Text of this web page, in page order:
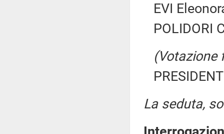
EVI
POLIDORI
(Votazione
La seduta,